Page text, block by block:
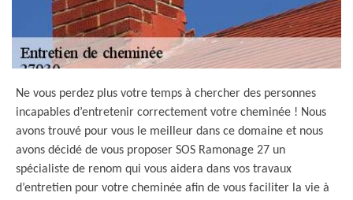
Ne vous perdez plus votre temps à chercher des personnes
incapables d’entretenir correctement votre cheminée ! Nous
avons trouvé pour vous le meilleur dans ce domaine et nous
avons décidé de vous proposer SOS Ramonage 27 un
spécialiste de renom qui vous aidera dans vos travaux
d’entretien pour votre cheminée afin de vous faciliter la vie à